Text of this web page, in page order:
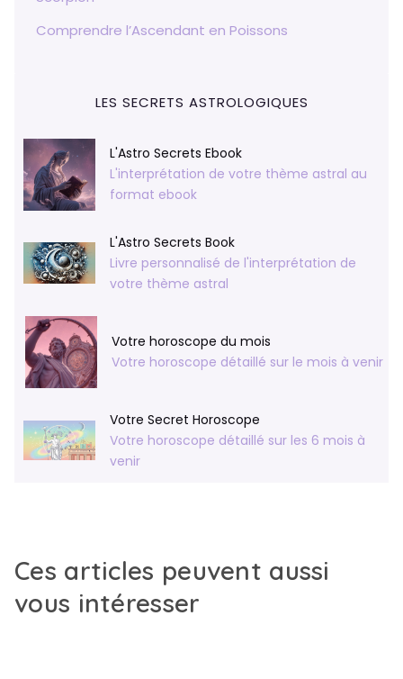
Comprendre l’Ascendant en Poissons
LES SECRETS ASTROLOGIQUES
L'Astro Secrets Ebook
L'interprétation de votre thème astral au
format ebook
L'Astro Secrets Book
Livre personnalisé de l'interprétation de
votre thème astral
Votre horoscope du mois
Votre horoscope détaillé sur le mois à venir
Votre Secret Horoscope
Votre horoscope détaillé sur les 6 mois à
venir
Ces articles peuvent aussi
vous intéresser